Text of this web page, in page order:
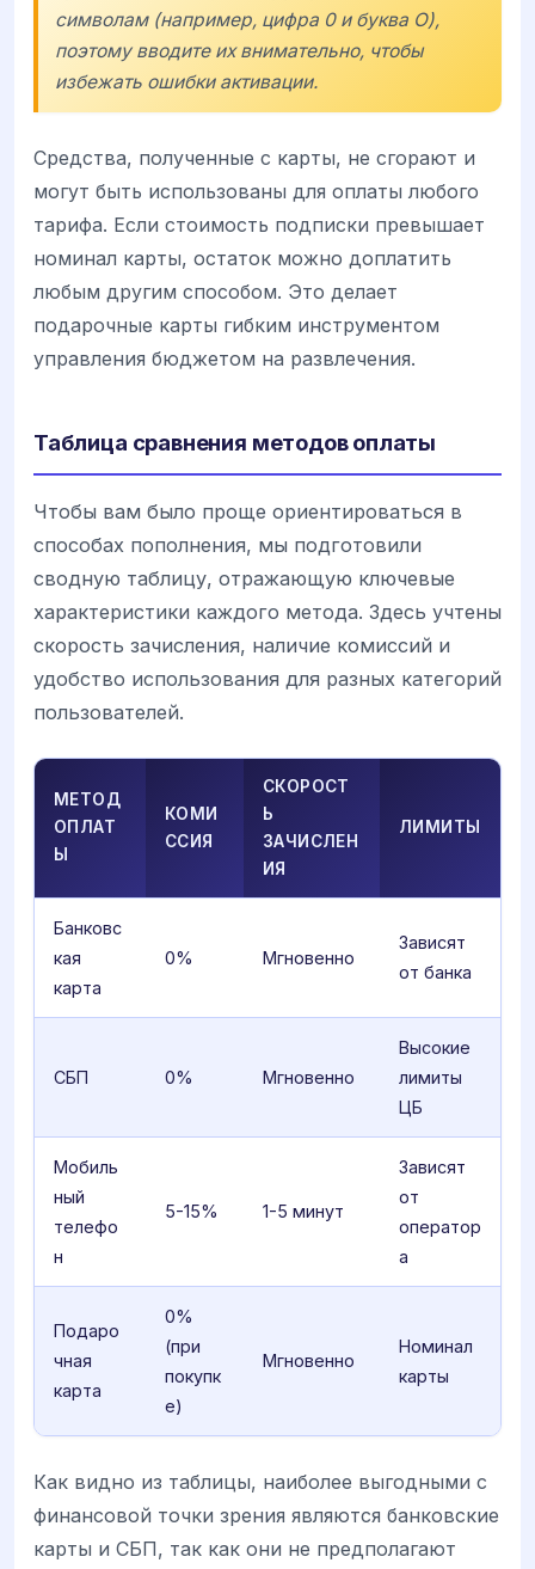
символам (например, цифра 0 и буква O),
поэтому вводите их внимательно, чтобы
избежать ошибки активации.
Средства, полученные с карты, не сгорают и
могут быть использованы для оплаты любого
тарифа. Если стоимость подписки превышает
номинал карты, остаток можно доплатить
любым другим способом. Это делает
подарочные карты гибким инструментом
управления бюджетом на развлечения.
Таблица сравнения методов оплаты
Чтобы вам было проще ориентироваться в
способах пополнения, мы подготовили
сводную таблицу, отражающую ключевые
характеристики каждого метода. Здесь учтены
скорость зачисления, наличие комиссий и
удобство использования для разных категорий
пользователей.
МЕТОД
ОПЛАТ
Ы
КОМИ
ССИЯ
СКОРОСТ
Ь
ЗАЧИСЛЕН
ИЯ
ЛИМИТЫ
Банковс
кая
карта
0% Мгновенно
Зависят
от банка
СБП 0% Мгновенно
Высокие
лимиты
ЦБ
Мобиль
ный
телефо
н
5-15% 1-5 минут
Зависят
от
оператор
а
Подаро
чная
карта
0%
(при
покупк
е)
Мгновенно
Номинал
карты
Как видно из таблицы, наиболее выгодными с
финансовой точки зрения являются банковские
карты и СБП, так как они не предполагают